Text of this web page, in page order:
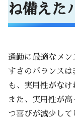
ね備えた
通勤に最適なメ
すさのバランス
も、実用性がなけ
また、実用性が
つ喜びが減少し